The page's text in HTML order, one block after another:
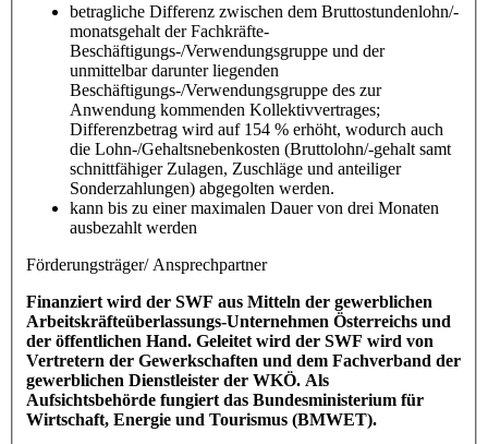
betragliche Differenz zwischen dem Bruttostundenlohn/-
monatsgehalt der Fachkräfte-
Beschäftigungs-/Verwendungsgruppe und der
unmittelbar darunter liegenden
Beschäftigungs-/Verwendungsgruppe des zur
Anwendung kommenden Kollektivvertrages;
Differenzbetrag wird auf 154 % erhöht, wodurch auch
die Lohn-/Gehaltsnebenkosten (Bruttolohn/-gehalt samt
schnittfähiger Zulagen, Zuschläge und anteiliger
Sonderzahlungen) abgegolten werden.
kann bis zu einer maximalen Dauer von drei Monaten
ausbezahlt werden
Förderungsträger/ Ansprechpartner
Finanziert wird der SWF aus Mitteln der gewerblichen
Arbeitskräfteüberlassungs-Unternehmen Österreichs und
der öffentlichen Hand. Geleitet wird der SWF wird von
Vertretern der Gewerkschaften und dem Fachverband der
gewerblichen Dienstleister der WKÖ. Als
Aufsichtsbehörde fungiert das Bundesministerium für
Wirtschaft, Energie und Tourismus (BMWET).